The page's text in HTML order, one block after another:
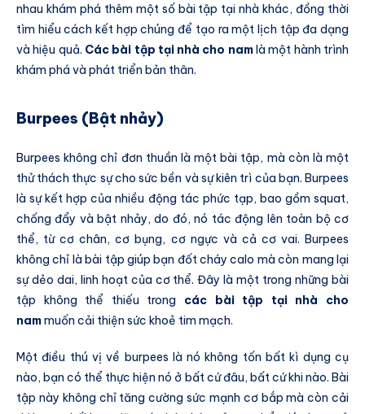
nhau khám phá thêm một số bài tập tại nhà khác, đồng thời
tìm hiểu cách kết hợp chúng để tạo ra một lịch tập đa dạng
và hiệu quả. Các bài tập tại nhà cho namlà một hành trình
khám phá và phát triển bản thân.
Burpees (Bật nhảy)
Burpees không chỉ đơn thuần là một bài tập, mà còn là một
thử thách thực sự cho sức bền và sự kiên trì của bạn. Burpees
là sự kết hợp của nhiều động tác phức tạp, bao gồm squat,
chống đẩy và bật nhảy, do đó, nó tác động lên toàn bộ cơ
thể, từ cơ chân, cơ bụng, cơ ngực và cả cơ vai. Burpees
không chỉ là bài tập giúp bạn đốt cháy calo mà còn mang lại
sự dẻo dai, linh hoạt của cơ thể. Đây là một trong những bài
tập không thể thiếu trong các bài tập tại nhà cho
nammuốn cải thiện sức khoẻ tim mạch.
Một điều thú vị về burpees là nó không tốn bất kì dụng cụ
nào, bạn có thể thực hiện nó ở bất cứ đâu, bất cứ khi nào. Bài
tập này không chỉ tăng cường sức mạnh cơ bắp mà còn cải